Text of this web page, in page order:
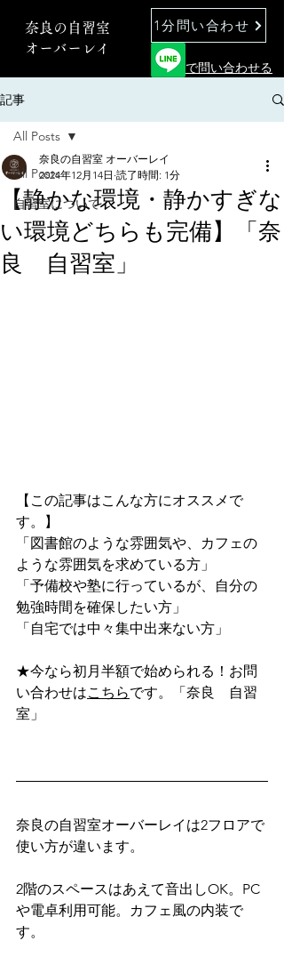
奈良の自習室
オーバーレイ
1分問い合わせ
で問い合わせる
記事
All Posts
自習室について
All Posts
【静かな環境・静かすぎな
い環境どちらも完備】「奈
良 自習室」
奈良の自習室 オーバーレイ
2024年12月14日 読了時間: 1分
【この記事はこんな方にオススメで
す。】
「図書館のような雰囲気や、カフェの
ような雰囲気を求めている方」
「予備校や塾に行っているが、自分の
勉強時間を確保したい方」
「自宅では中々集中出来ない方」
★今なら初月半額で始められる！お問
い合わせはこちらです。「奈良　自習
室」
奈良の自習室オーバーレイは2フロアで
使い方が違います。
2階のスペースはあえて音出しOK。PC
や電卓利用可能。カフェ風の内装で
す。